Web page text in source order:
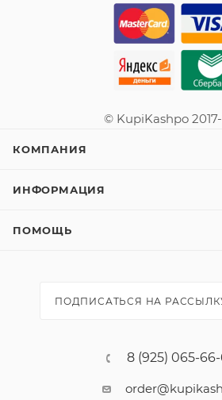
© KupiKashpo
КОМПАНИЯ
ИНФОРМАЦИЯ
ПОМОЩЬ
ПОДПИСАТЬСЯ НА
8 (925) 065-